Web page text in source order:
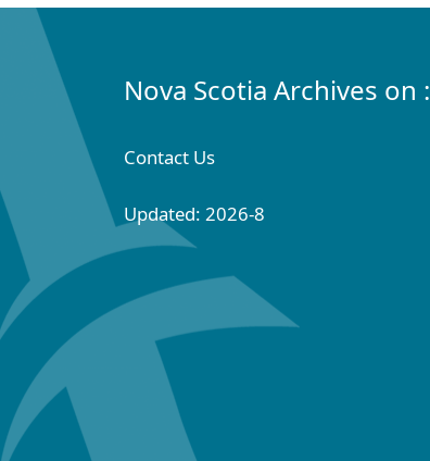
Nova Scotia Archives on :
Contact Us
Updated: 2026-8